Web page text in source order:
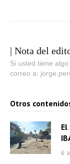
| Nota del
Si usted tiene
correo a:
Otros
6